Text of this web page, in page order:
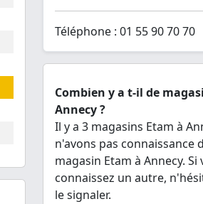
Téléphone : 01 55 90 70 70
Combien y a t-il de
Annecy ?
Il y a 3 magasins Etam à
n'avons pas connaissance
magasin Etam à Annecy. Si
connaissez un autre,
le signaler.